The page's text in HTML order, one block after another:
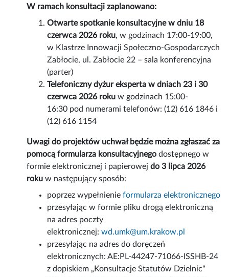
W ramach konsultacji zaplanowano:
Otwarte spotkanie konsultacyjne w dniu 18
czerwca 2026 roku, w godzinach 17:00-19:00,
w Klastrze Innowacji Społeczno-Gospodarczych
Zabłocie, ul. Zabłocie 22 – sala konferencyjna
(parter)
Telefoniczny dyżur eksperta w dniach 23 i 30
czerwca 2026 roku w godzinach 15:00-
16:30 pod numerami telefonów: (12) 616 1846 i
(12) 616 1154
Uwagi do projektów uchwał będzie można zgłaszać za
pomocą formularza konsultacyjnego dostępnego w
formie elektronicznej i papierowejdo 3 lipca 2026
roku w następujący sposób:
poprzez wypełnienieformularza elektronicznego
przesyłając w formie pliku drogą elektroniczną
na adres poczty
elektronicznej:wd.umk@um.krakow.pl
przesyłając na adres do doręczeń
elektronicznych: AE:PL-44247-71066-ISSHB-24
z dopiskiem „Konsultacje Statutów Dzielnic"